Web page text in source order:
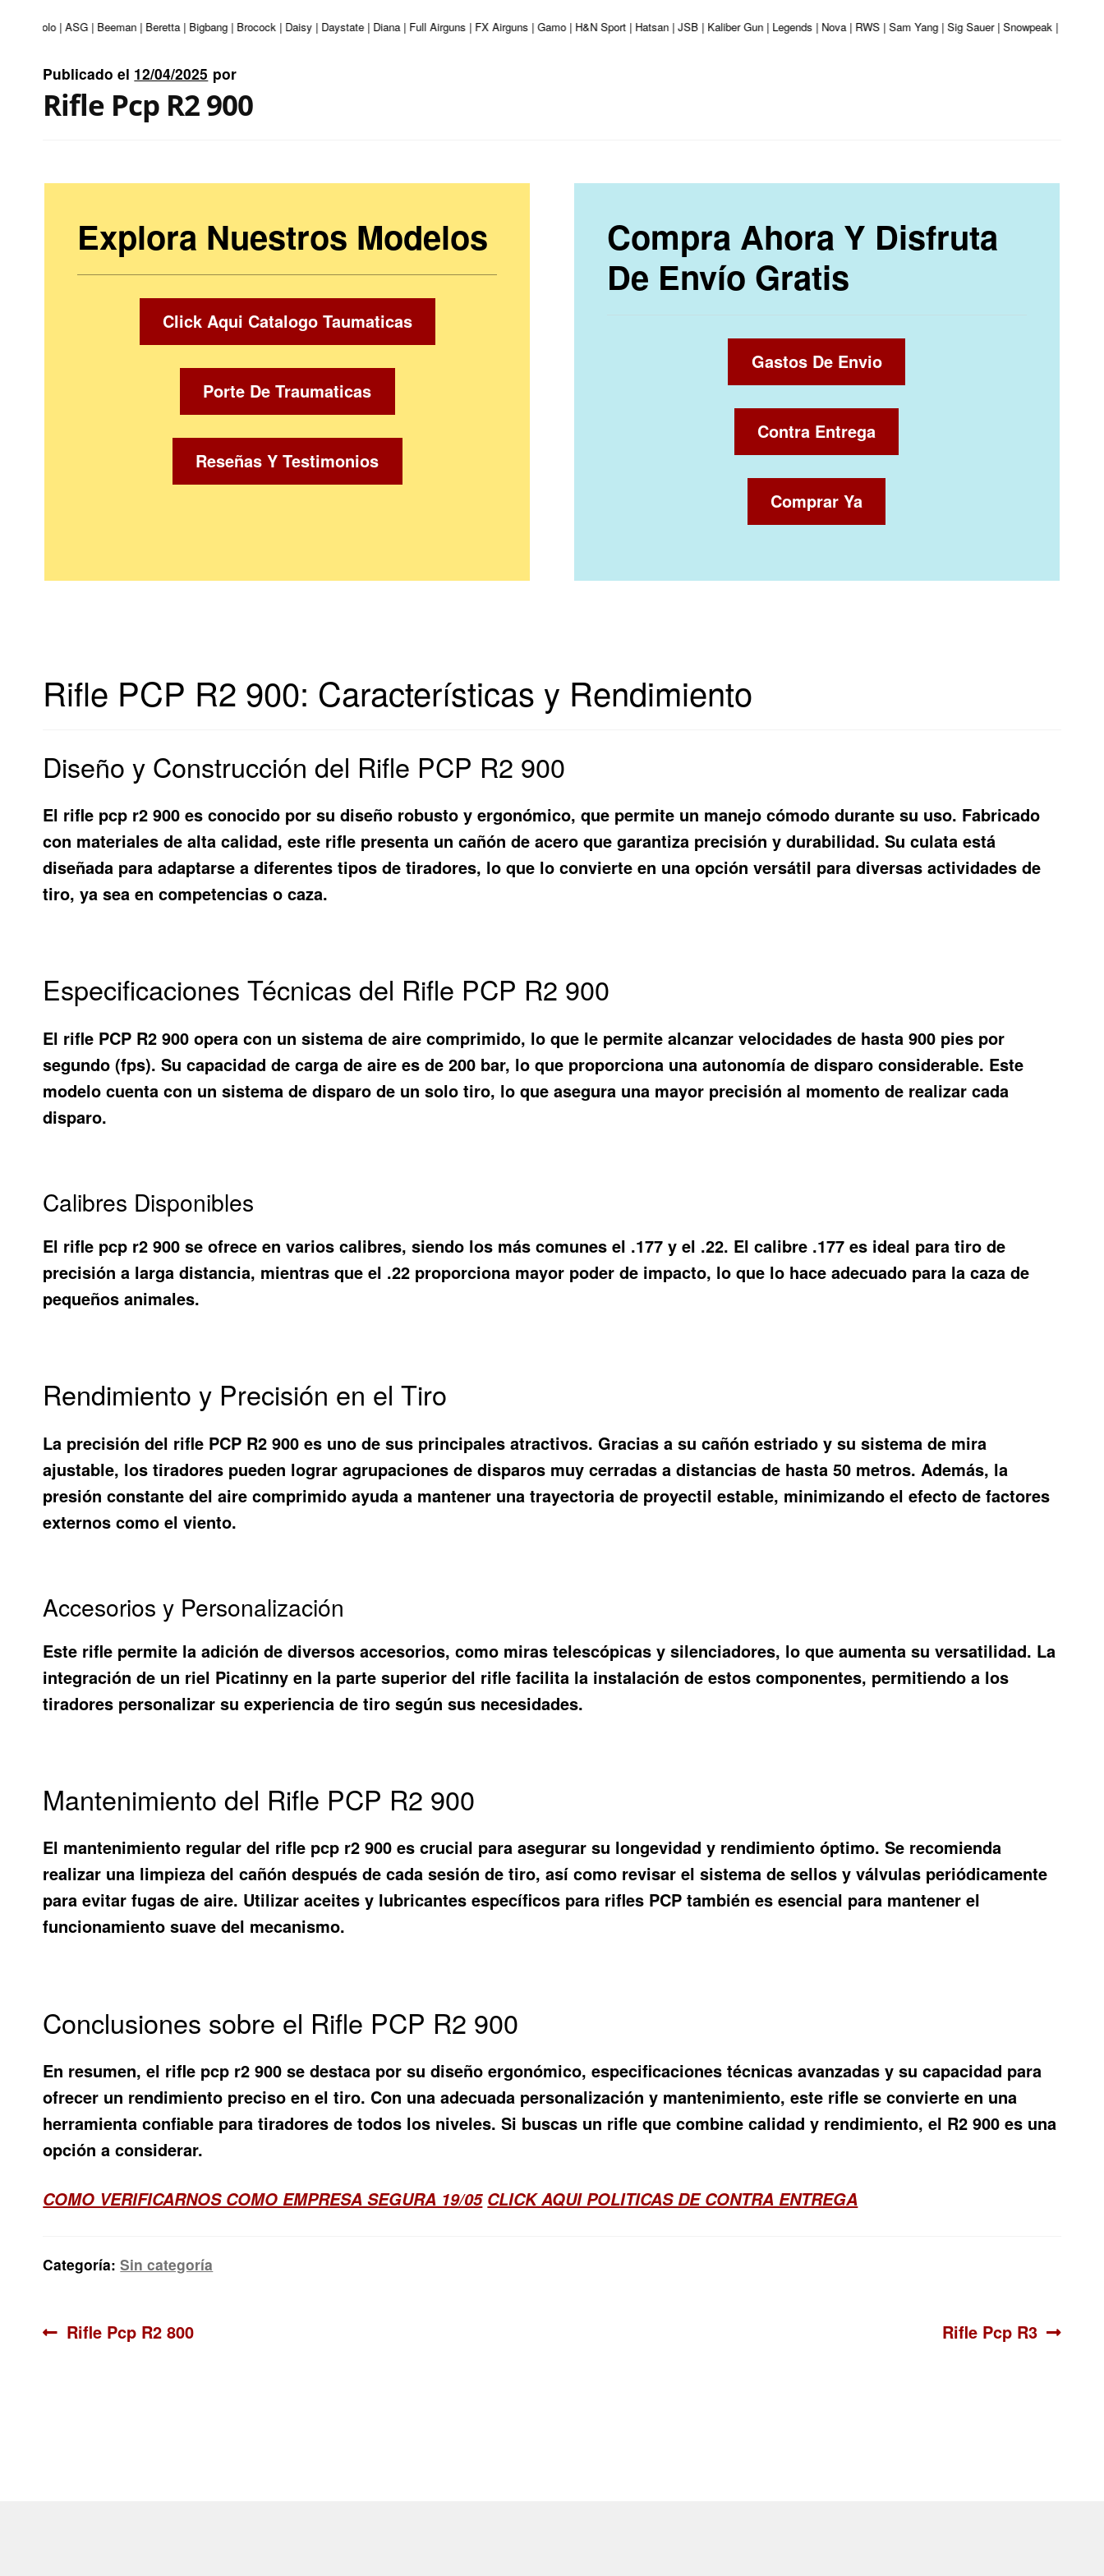
Apolo | ASG | Beeman | Beretta | Bigbang | Brocock | Daisy | Daystate | Diana | Full Airguns | FX Airguns | Gamo | H&N Sport | Hatsan | JSB | Kaliber Gun | Legends | Nova | RWS | Sam Yang | Sig Sauer | Snowpeak | Umarex |
Publicado el 12/04/2025 por
Rifle Pcp R2 900
Explora Nuestros Modelos
Click Aqui Catalogo Taumaticas
Porte De Traumaticas
Reseñas Y Testimonios
Compra Ahora Y Disfruta
De Envío Gratis
Gastos De Envio
Contra Entrega
Comprar Ya
Rifle PCP R2 900: Características y Rendimiento
Diseño y Construcción del Rifle PCP R2 900
El rifle pcp r2 900 es conocido por su diseño robusto y ergonómico, que permite un manejo cómodo durante su uso. Fabricado
con materiales de alta calidad, este rifle presenta un cañón de acero que garantiza precisión y durabilidad. Su culata está
diseñada para adaptarse a diferentes tipos de tiradores, lo que lo convierte en una opción versátil para diversas actividades de
tiro, ya sea en competencias o caza.
Especificaciones Técnicas del Rifle PCP R2 900
El rifle PCP R2 900 opera con un sistema de aire comprimido, lo que le permite alcanzar velocidades de hasta 900 pies por
segundo (fps). Su capacidad de carga de aire es de 200 bar, lo que proporciona una autonomía de disparo considerable. Este
modelo cuenta con un sistema de disparo de un solo tiro, lo que asegura una mayor precisión al momento de realizar cada
disparo.
Calibres Disponibles
El rifle pcp r2 900 se ofrece en varios calibres, siendo los más comunes el .177 y el .22. El calibre .177 es ideal para tiro de
precisión a larga distancia, mientras que el .22 proporciona mayor poder de impacto, lo que lo hace adecuado para la caza de
pequeños animales.
Rendimiento y Precisión en el Tiro
La precisión del rifle PCP R2 900 es uno de sus principales atractivos. Gracias a su cañón estriado y su sistema de mira
ajustable, los tiradores pueden lograr agrupaciones de disparos muy cerradas a distancias de hasta 50 metros. Además, la
presión constante del aire comprimido ayuda a mantener una trayectoria de proyectil estable, minimizando el efecto de factores
externos como el viento.
Accesorios y Personalización
Este rifle permite la adición de diversos accesorios, como miras telescópicas y silenciadores, lo que aumenta su versatilidad. La
integración de un riel Picatinny en la parte superior del rifle facilita la instalación de estos componentes, permitiendo a los
tiradores personalizar su experiencia de tiro según sus necesidades.
Mantenimiento del Rifle PCP R2 900
El mantenimiento regular del rifle pcp r2 900 es crucial para asegurar su longevidad y rendimiento óptimo. Se recomienda
realizar una limpieza del cañón después de cada sesión de tiro, así como revisar el sistema de sellos y válvulas periódicamente
para evitar fugas de aire. Utilizar aceites y lubricantes específicos para rifles PCP también es esencial para mantener el
funcionamiento suave del mecanismo.
Conclusiones sobre el Rifle PCP R2 900
En resumen, el rifle pcp r2 900 se destaca por su diseño ergonómico, especificaciones técnicas avanzadas y su capacidad para
ofrecer un rendimiento preciso en el tiro. Con una adecuada personalización y mantenimiento, este rifle se convierte en una
herramienta confiable para tiradores de todos los niveles. Si buscas un rifle que combine calidad y rendimiento, el R2 900 es una
opción a considerar.
COMO VERIFICARNOS COMO EMPRESA SEGURA 19/05 CLICK AQUI POLITICAS DE CONTRA ENTREGA
Categoría:Sin categoría
Navegación
Anterior:
Rifle Pcp R2 800 Siguiente:
Rifle Pcp R3